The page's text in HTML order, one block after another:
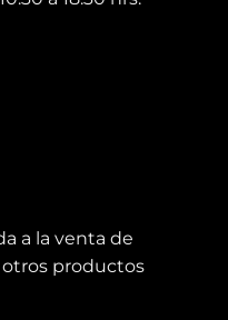
a la venta de
productos